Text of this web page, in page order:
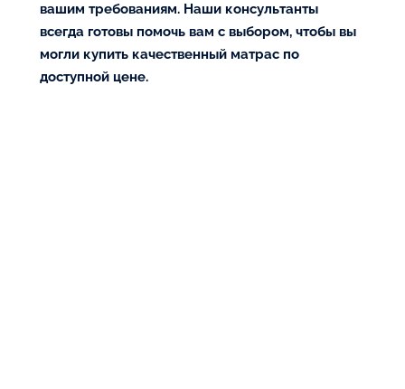
вашим требованиям. Наши консультанты
всегда готовы помочь вам с выбором, чтобы вы
могли купить качественный матрас по
доступной цене.